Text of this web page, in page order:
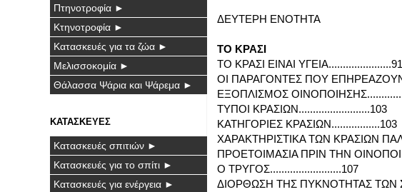
ΔΕΥΤΕΡΗ ΕΝΟΤΗΤΑ
ΤΟ ΚΡΑΣΙ
ΤΟ ΚΡΑΣΙ ΕΙΝΑΙ ΥΓΕΙΑ......................91
ΟΙ ΠΑΡΑΓΟΝΤΕΣ ΠΟΥ
ΕΞΟΠΛΙΣΜΟΣ
ΤΥΠΟΙ ΚΡΑΣΙΩΝ.........................103
ΚΑΤΗΓΟΡΙΕΣ ΚΡΑΣΙΩΝ.................103
ΧΑΡΑΚΤΗΡΙΣΤΙΚΑ ΤΩΝ ΚΡΑΣΙΩΝ
ΠΡΟΕΤΟΙΜΑΣΙΑ ΠΡΙΝ ΤΗΝ
Ο ΤΡΥΓΟΣ.........................107
ΔΙΟΡΘΩΣΗ ΤΗΣ ΠΥΚΝΟΤΗΤΑΣ ΤΩΝ
Πτηνοτροφία ►
Κτηνοτροφία ►
Κατασκευές για τα ζώα ►
Μελισσοκομία ►
Θάλασσα Ψάρια και Ψάρεμα ►
ΚΑΤΑΣΚΕΥΕΣ
Κατασκευές σπιτιών ►
Κατασκευές για το σπίτι ►
Κατασκευές για ενέργεια ►